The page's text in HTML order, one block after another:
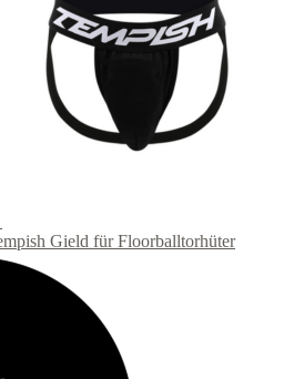
Gield für Floorballtorhüter